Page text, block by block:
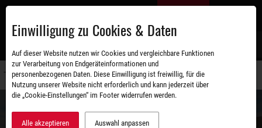
Zum
Einwilligung zu Cookies & Daten
Auf dieser Website nutzen wir Cookies und vergleichbare Funktionen
zur Verarbeitung von Endgeräteinformationen und
personenbezogenen Daten. Diese Einwilligung ist freiwillig, für die
Nutzung unserer Website nicht erforderlich und kann jederzeit über
die „Cookie-Einstellungen“ im Footer widerrufen werden.
Alle akzeptieren Auswahl anpassen